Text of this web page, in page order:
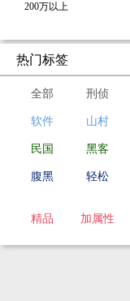
200万以上
热门标签
全部 刑侦
软件 山村
民国 黑客
腹黑 轻松
精品 加属性